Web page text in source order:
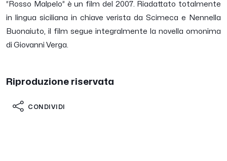
“Rosso Malpelo” è un film del 2007. Riadattato totalmente
in lingua siciliana in chiave verista da Scimeca e Nennella
Buonaiuto, il film segue integralmente la novella omonima
di Giovanni Verga.
Riproduzione riservata
CONDIVIDI